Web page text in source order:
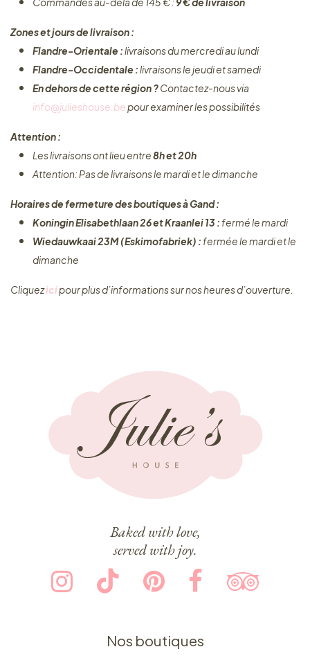
Zones et jours de livraison :
Flandre-Orientale :livraisons du mercredi au lundi
Flandre-Occidentale :livraisons le jeudi et samedi
En dehors de cette région ?Contactez-nous via
info@julieshouse.bepour examiner les possibilités
Attention :
Les livraisons ont lieu entre8h et 20h
Attention: Pas de livraisons le mardi et le dimanche
Horaires de fermeture des boutiques à Gand :
Koningin Elisabethlaan 26 et Kraanlei 13 :fermé le mardi
Wiedauwkaai 23M (Eskimofabriek) :fermée le mardi et le
dimanche
Cliquez ​icipour plus d’informations sur nos heures d’ouverture.
Baked with love,
served with joy.
Nos boutiques